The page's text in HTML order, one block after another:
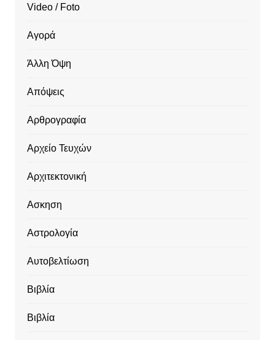
Video / Foto
Αγορά
Άλλη Όψη
Απόψεις
Αρθρογραφία
Αρχείο Τευχών
Αρχιτεκτονική
Ασκηση
Αστρολογία
Αυτοβελτίωση
Βιβλία
Βιβλία